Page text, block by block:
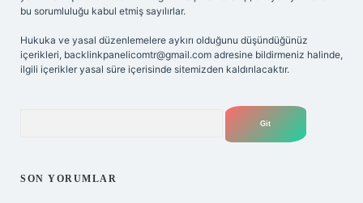
bu sorumluluğu kabul etmiş sayılırlar.
Hukuka ve yasal düzenlemelere aykırı olduğunu düşündüğünüz
içerikleri, backlinkpanelicomtr@gmail.com adresine bildirmeniz halinde,
ilgili içerikler yasal süre içerisinde sitemizden kaldırılacaktır.
SON YORUMLAR